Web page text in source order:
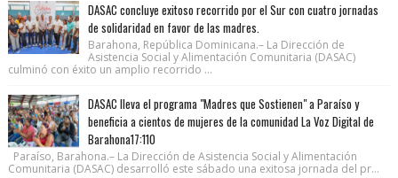
DASAC concluye exitoso recorrido por el Sur con cuatro jornadas
de solidaridad en favor de las madres.
Barahona, República Dominicana.– La Dirección de
Asistencia Social y Alimentación Comunitaria (DASAC)
culminó con éxito un amplio recorrido ...
DASAC lleva el programa "Madres que Sostienen" a Paraíso y
beneficia a cientos de mujeres de la comunidad La Voz Digital de
Barahona17:110
Paraíso, Barahona.– La Dirección de Asistencia Social y Alimentación
Comunitaria (DASAC) desarrolló este sábado una exitosa jornada del pr...